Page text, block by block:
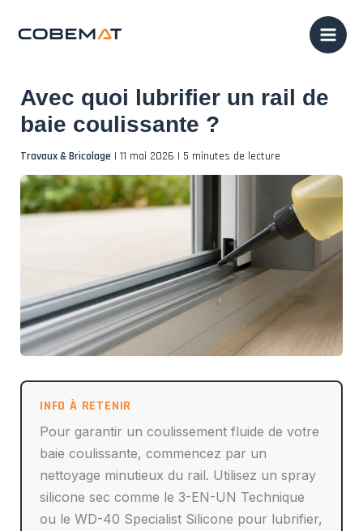
Avec quoi lubrifier un rail de
baie coulissante ?
Travaux & Bricolage | 11 mai 2026 | 5 minutes de lecture
Pour garantir un coulissement fluide de votre
baie coulissante, commencez par un
nettoyage minutieux du rail. Utilisez un spray
silicone sec comme le 3-EN-UN Technique
ou le WD-40 Specialist Silicone pour lubrifier,